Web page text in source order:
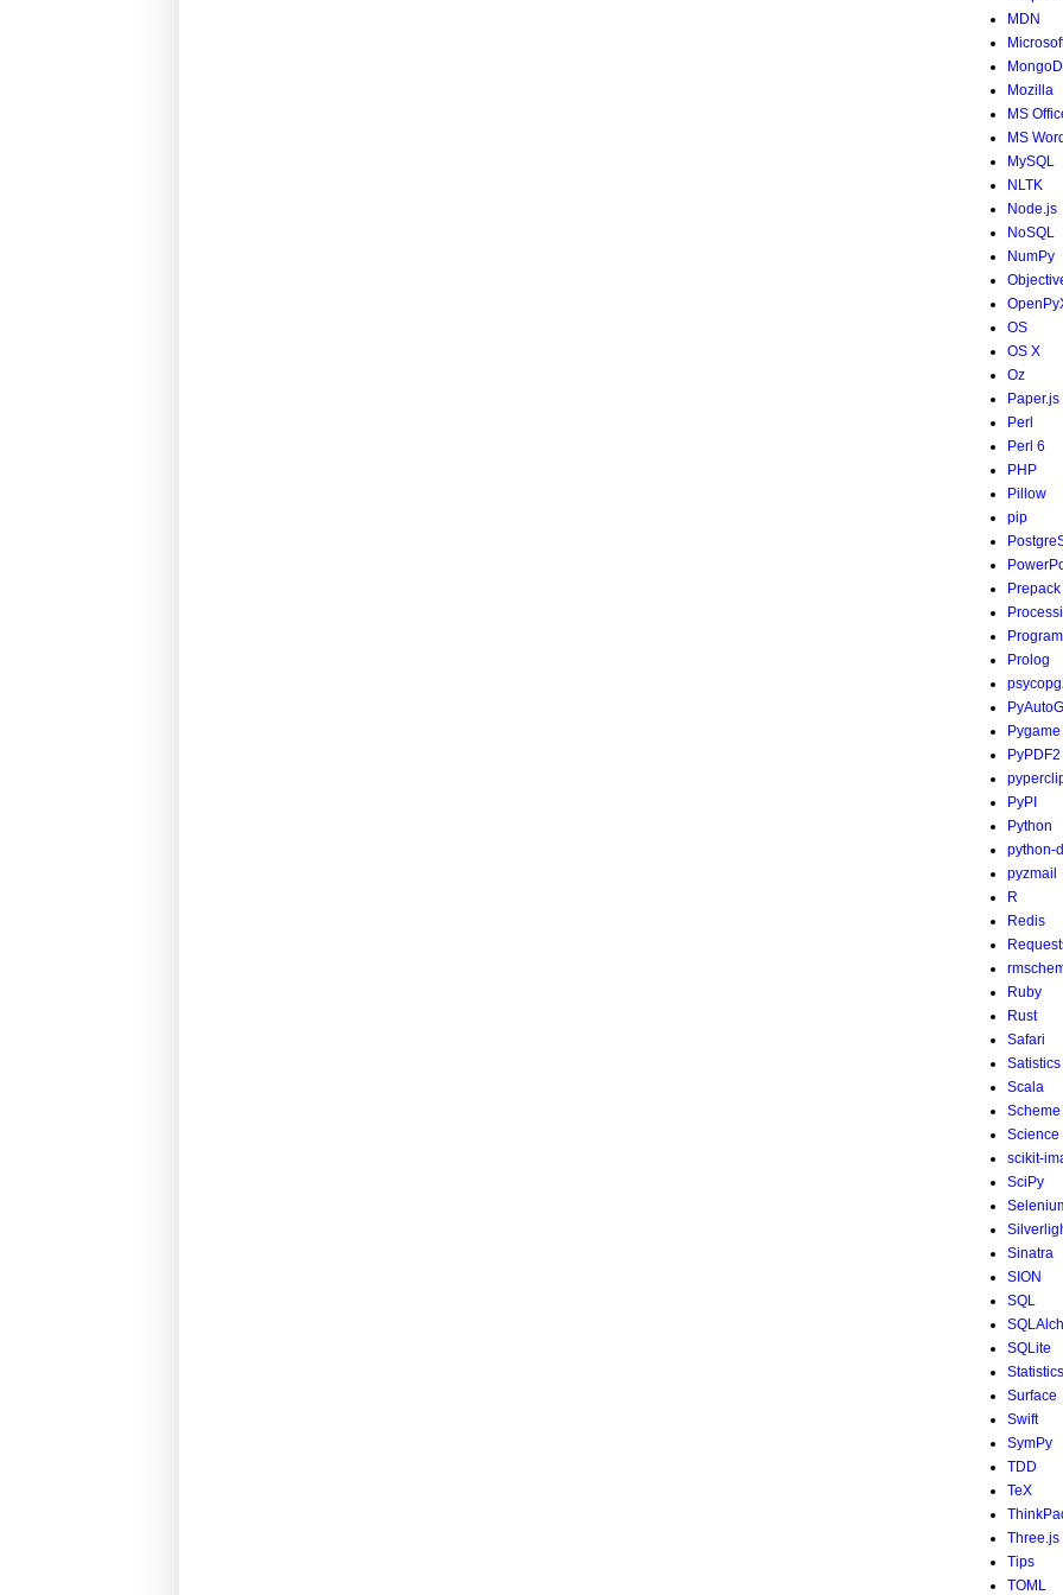
MDN
Mozilla
MS
MS Word
MySQL
NLTK
Node.js
NoSQL
NumPy
OS
OS X
Oz
Paper.js
Perl
Perl 6
PHP
Pillow
pip
Prepack
Prolog
Pygame
PyPDF2
PyPI
Python
python-
pyzmail
R
Redis
Ruby
Rust
Safari
Satistics
Scala
Scheme
Science
scikit-
SciPy
Sinatra
SION
SQL
SQLite
Statistics
Surface
Swift
SymPy
TDD
TeX
Three.js
Tips
TOML